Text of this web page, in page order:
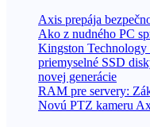
Axis prepája
Ako z nudného PC
Kingston Technology
priemyselné SSD
novej generácie
RAM pre servery:
Novú PTZ kameru